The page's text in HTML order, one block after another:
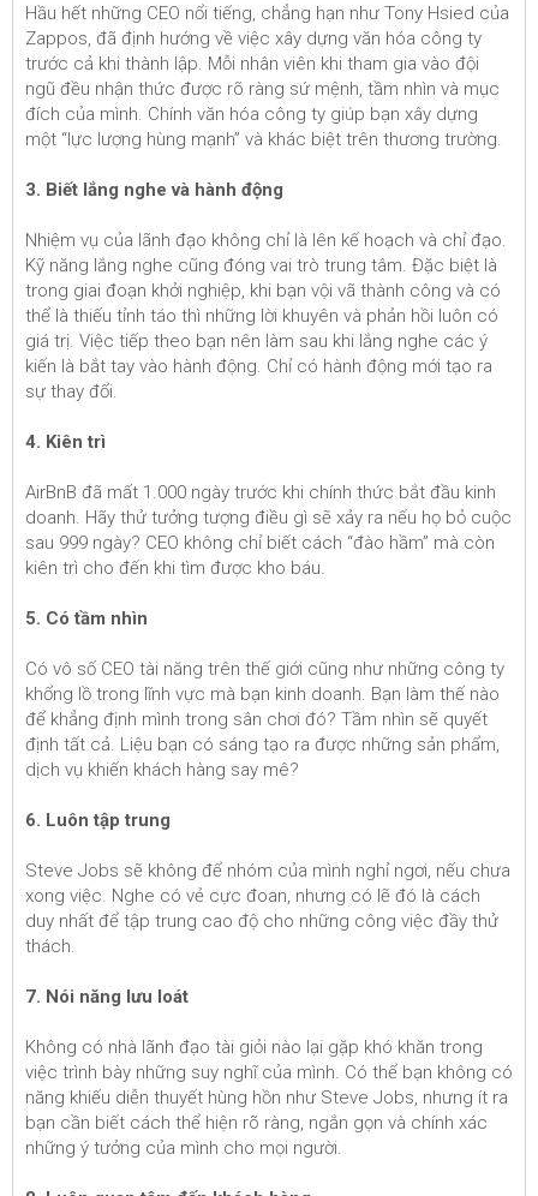
Hầu hết những CEO nổi tiếng, chẳng hạn như Tony Hsied của
Zappos, đã định hướng về việc xây dựng văn hóa công ty
trước cả khi thành lập. Mỗi nhân viên khi tham gia vào đội
ngũ đều nhận thức được rõ ràng sứ mệnh, tầm nhìn và mục
đích của mình. Chính văn hóa công ty giúp bạn xây dựng
một “lực lượng hùng mạnh” và khác biệt trên thương trường.
3. Biết lắng nghe và hành động
Nhiệm vụ của lãnh đạo không chỉ là lên kế hoạch và chỉ đạo.
Kỹ năng lắng nghe cũng đóng vai trò trung tâm. Đặc biệt là
trong giai đoạn khởi nghiệp, khi bạn vội vã thành công và có
thể là thiếu tỉnh táo thì những lời khuyên và phản hồi luôn có
giá trị. Việc tiếp theo bạn nên làm sau khi lắng nghe các ý
kiến là bắt tay vào hành động. Chỉ có hành động mới tạo ra
sự thay đổi.
4. Kiên trì
AirBnB đã mất 1.000 ngày trước khi chính thức bắt đầu kinh
doanh. Hãy thử tưởng tượng điều gì sẽ xảy ra nếu họ bỏ cuộc
sau 999 ngày? CEO không chỉ biết cách “đào hầm” mà còn
kiên trì cho đến khi tìm được kho báu.
5. Có tầm nhìn
Có vô số CEO tài năng trên thế giới cũng như những công ty
khổng lồ trong lĩnh vực mà bạn kinh doanh. Bạn làm thế nào
để khẳng định mình trong sân chơi đó? Tầm nhìn sẽ quyết
định tất cả. Liệu bạn có sáng tạo ra được những sản phẩm,
dịch vụ khiến khách hàng say mê?
6. Luôn tập trung
Steve Jobs sẽ không để nhóm của mình nghỉ ngơi, nếu chưa
xong việc. Nghe có vẻ cực đoan, nhưng có lẽ đó là cách
duy nhất để tập trung cao độ cho những công việc đầy thử
thách.
7. Nói năng lưu loát
Không có nhà lãnh đạo tài giỏi nào lại gặp khó khăn trong
việc trình bày những suy nghĩ của mình. Có thể bạn không có
năng khiếu diễn thuyết hùng hồn như Steve Jobs, nhưng ít ra
bạn cần biết cách thể hiện rõ ràng, ngắn gọn và chính xác
những ý tưởng của mình cho mọi người.